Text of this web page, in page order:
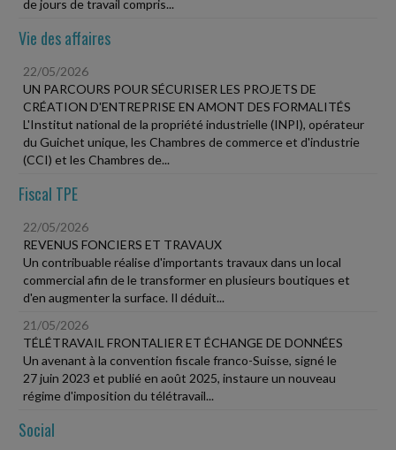
de jours de travail compris...
Vie des affaires
22/05/2026
UN PARCOURS POUR SÉCURISER LES PROJETS DE
CRÉATION D'ENTREPRISE EN AMONT DES FORMALITÉS
L'Institut national de la propriété industrielle (INPI), opérateur
du Guichet unique, les Chambres de commerce et d'industrie
(CCI) et les Chambres de...
Fiscal TPE
22/05/2026
REVENUS FONCIERS ET TRAVAUX
Un contribuable réalise d'importants travaux dans un local
commercial afin de le transformer en plusieurs boutiques et
d'en augmenter la surface. Il déduit...
21/05/2026
TÉLÉTRAVAIL FRONTALIER ET ÉCHANGE DE DONNÉES
Un avenant à la convention fiscale franco-Suisse, signé le
27 juin 2023 et publié en août 2025, instaure un nouveau
régime d'imposition du télétravail...
Social